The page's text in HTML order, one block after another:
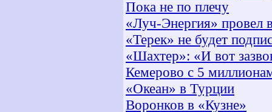
Пока не по плечу
«Луч-Энергия» провел
«Терек» не будет
«Шахтер»: «И вот
Кемерово с 5
«Океан» в Турции
Воронков в «Кузне»